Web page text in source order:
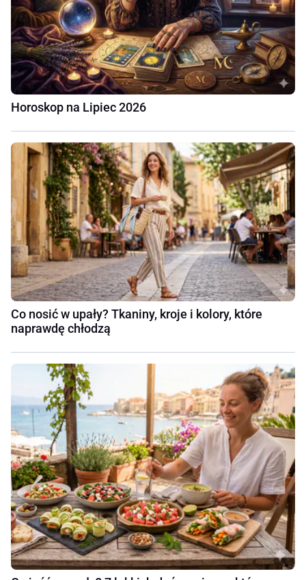
Horoskop na Lipiec 2026
Co nosić w upały? Tkaniny, kroje i kolory, które
naprawdę chłodzą